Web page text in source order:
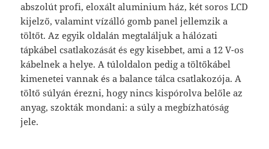
abszolút profi, eloxált aluminium ház, két soros LCD
kijelző, valamint vízálló gomb panel jellemzik a
töltőt. Az egyik oldalán megtaláljuk a hálózati
tápkábel csatlakozását és egy kisebbet, ami a 12 V-os
kábelnek a helye. A túloldalon pedig a töltőkábel
kimenetei vannak és a balance tálca csatlakozója. A
töltő súlyán érezni, hogy nincs kispórolva belőle az
anyag, szokták mondani: a súly a megbízhatóság
jele.